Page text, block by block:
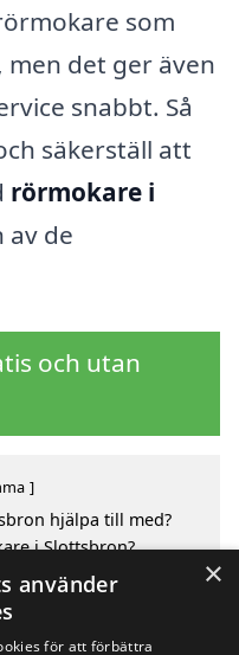
som
det ger även
snabbt. Så
säkerställ att
rörmokare i
av de
och utan
hjälpa till med?
i Slottsbron?
i Slottsbron
i de omgivande
×
använder
för att förbättra